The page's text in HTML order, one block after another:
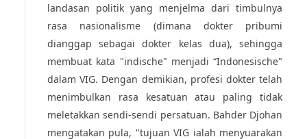
landasan politik yang menjelma dari timbulnya
rasa nasionalisme (dimana dokter pribumi
dianggap sebagai dokter kelas dua), sehingga
membuat kata "indische" menjadi “Indonesische"
dalam VIG. Dengan demikian, profesi dokter telah
menimbulkan rasa kesatuan atau paling tidak
meletakkan sendi-sendi persatuan. Bahder Djohan
mengatakan pula, "tujuan VIG ialah menyuarakan